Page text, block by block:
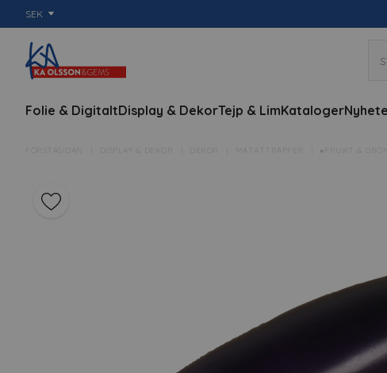
SEK
Folie & DigitaltDisplay & DekorTejp & LimKataloger
FÖRSTASIDAN DISPLAY & DEKOR MATATTRAPPER ▸FRUKT &